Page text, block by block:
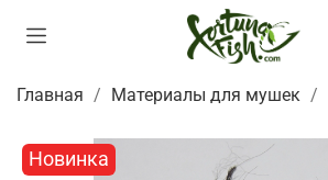
Главная Материалы для мушек
Новинка